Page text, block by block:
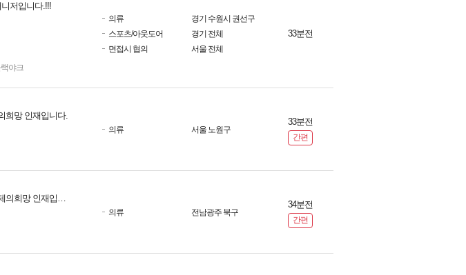
저입니다.!!!
야크
의류
스포츠/아웃도어
면접시 협의
경기 수원시 권선구
경기 전체
서울 전체
33분전
희망 인재입니다.
의류 서울 노원구
33분전
간편
망 인재입니다.
의류 전남광주 북구
34분전
간편